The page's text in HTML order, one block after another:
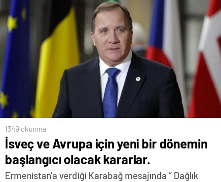
1349 okunma
İsveç ve Avrupa için yeni bir dönemin
başlangıcı olacak kararlar.
Ermenistan'a verdiği Karabağ mesajında “ Dağlık